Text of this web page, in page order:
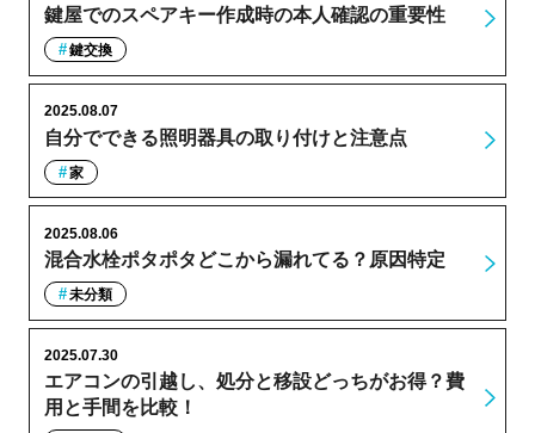
鍵屋でのスペアキー作成時の本人確認の重要性
鍵交換
自分でできる照明器具の取り付けと注意点
2025.08.07
家
混合水栓ポタポタどこから漏れてる？原因特定
2025.08.06
未分類
エアコンの引越し、処分と移設どっちがお得？費
用と手間を比較！
2025.07.30